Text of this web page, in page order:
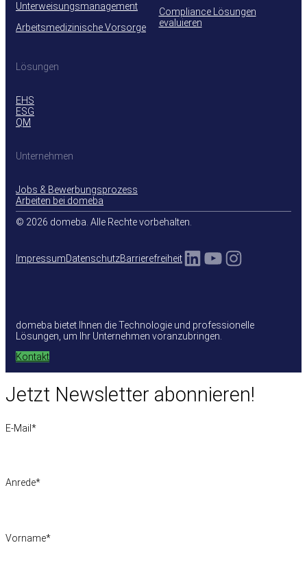
Unterweisungsmanagement
Arbeitsmedizinische Vorsorge
Compliance Lösungen
evaluieren
Lösungen
EHS
ESG
QM
Unternehmen
Jobs & Bewerbungsprozess
Arbeiten bei domeba
© 2026 domeba. Alle Rechte vorbehalten.
ImpressumDatenschutzBarrierefreiheitLinkedIn
YouTube
domeba bietet Ihnen die Technologie und professionelle
Lösungen, um Ihr Unternehmen voranzubringen.
Kontakt
Jetzt Newsletter abonnieren!
E-Mail *
Anrede*
Vorname*